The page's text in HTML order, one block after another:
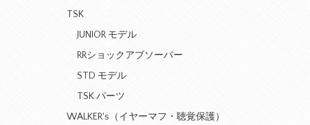
TSK
JUNIOR モデル
RRショックアブソーバー
STD モデル
TSK パーツ
WALKER's（イヤーマフ・聴覚保護）